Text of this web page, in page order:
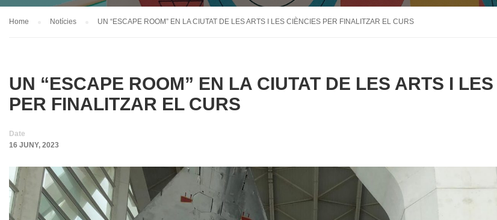
Home Notícies UN “ESCAPE ROOM” EN LA CIUTAT DE LES ARTS I LES CIÈNCIES PER FINALITZAR EL CURS
UN “ESCAPE ROOM” EN LA CIUTAT DE LES ARTS I
PER FINALITZAR EL CURS
Date
16 JUNY, 2023